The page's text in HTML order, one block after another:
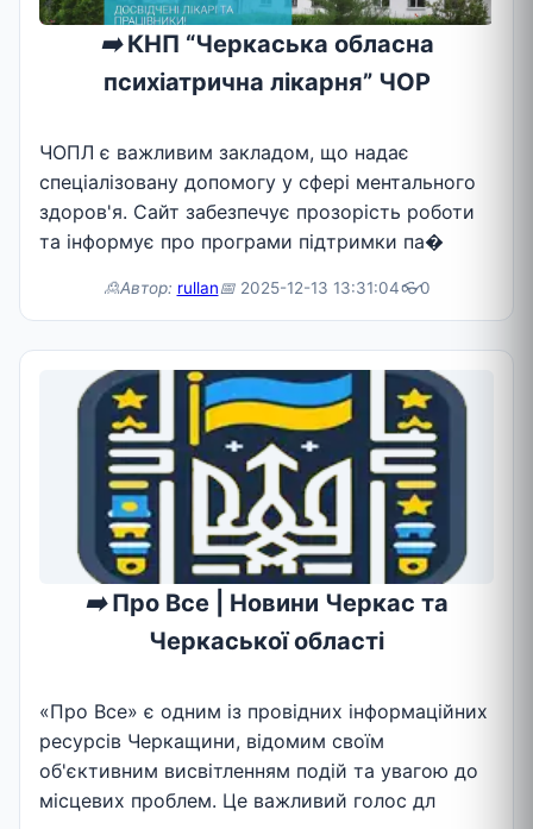
➡️КНП “Черкаська обласна
психіатрична лікарня” ЧОР
ЧОПЛ є важливим закладом, що надає
спеціалізовану допомогу у сфері ментального
здоров'я. Сайт забезпечує прозорість роботи
та інформує про програми підтримки па�
🙎Автор: rullan📅2025-12-13 13:31:04👓0
➡️Про Все | Новини Черкас та
Черкаської області
«Про Все» є одним із провідних інформаційних
ресурсів Черкащини, відомим своїм
об'єктивним висвітленням подій та увагою до
місцевих проблем. Це важливий голос дл